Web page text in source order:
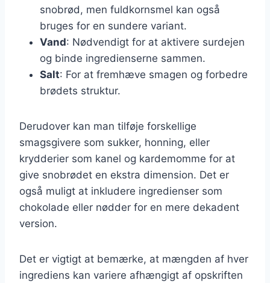
snobrød, men fuldkornsmel kan også
bruges for en sundere variant.
Vand: Nødvendigt for at aktivere surdejen
og binde ingredienserne sammen.
Salt: For at fremhæve smagen og forbedre
brødets struktur.
Derudover kan man tilføje forskellige
smagsgivere som sukker, honning, eller
krydderier som kanel og kardemomme for at
give snobrødet en ekstra dimension. Det er
også muligt at inkludere ingredienser som
chokolade eller nødder for en mere dekadent
version.
Det er vigtigt at bemærke, at mængden af hver
ingrediens kan variere afhængigt af opskriften